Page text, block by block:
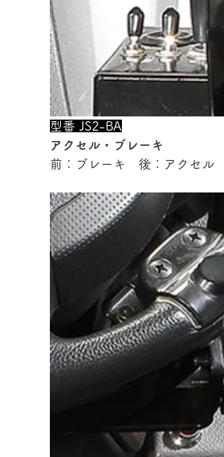
型番 JS2-BA
アクセル・ブレーキ
前：ブレーキ　後：アクセル